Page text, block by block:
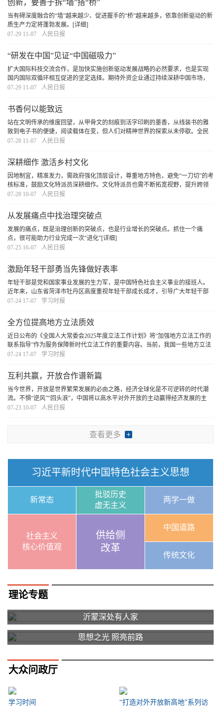
创新，要善于拆“墙”搭“桥”
当有碍深度融合的“墙”越来越少、促进握手的“桥”越来越多，依靠创新驱动的新
质生产力定将蓬勃发展。 [详细]
07-29 11-07
人民日报
“研发在中国”见证“中国磁吸力”
扩大国际科技交流合作，是加快实施创新驱动发展战略的必然要求，也是实现
国内国际双循环相互促进的坚定选择。期待外资企业通过持续深耕中国市场，
更加紧密融入中国产业链，分享中国高质量发展红利，实现在中国、惠全球的
07-29 11-07 人民日报
书香何以能致远
站在文明传承的维度回望，从甲骨文的刻痕到活字印刷的墨香，从线装书的雅
致到电子书的便捷，阅读载体在变，但人们对精神世界的探索从未停歇。全民
阅读的深意，正在于让每个个体都能在文字中遇见更好的自己，让整个民族在
07-28 11-07 人民日报
深耕细作 激活乡村文化
因地制宜，精准发力，需政府强化顶层设计，尊重地方特色，避免“一刀切”的考
核标准，鼓励文化特派员深耕细作。文化特派员也需不断拓宽视野，提升跨领
域整合能力、市场对接能力和持续创新能力，以更好地回应时代与乡土的需
07-28 10-07 人民日报
从发展痛点中找治理突破点
发展的痛点，既是治理创新的突破点，也是行业增长的突破点。抓住一个痛
点，很可能助力行业完成一次“进化”[详细]
07-25 16-07
人民日报
激励年轻干部勇当先锋做好表率
年轻干部是党和国家事业发展的生力军，是中国特色社会主义事业的接班人。
近年来，山东省菏泽市牡丹区高度重视年轻干部成长成才，引导广大年轻干部
勇担时代使命，主动投身改革发展主战场、乡村振兴第一线、服务群众最前
07-24 17-07 学习时报
全方位提高地方立法质效
近日公布的《全国人大常委会2025年度立法工作计划》将“加强地方立法工作的
联系指导”作为服务保障新时代立法工作的重要内容。当前，我国一些地方立法
机关进行了有益探索，形成了一些成熟且具有代表性的立法经验，对于破解当
07-24 17-07 学习时报
互利共赢，开放合作谱新篇
当今世界，开放是世界繁荣发展的必由之路，经济全球化是不可逆转的时代潮
流。不惧“逆风”“回头浪”，中国将以高水平对外开放的主动赢得经济发展的主
动、赢得国际竞争的主动，以中国式现代化新成就为世界发展提供新机遇。
07-23 10-07 人民日报
查看更多
习近平新时代中国特色社会主义思想
新常态
批驳历史
虚无主义
两学一做
社会主义
核心价值观
供给侧
改革
中国道路
传统文化
理论专题
沂蒙深处有人家
思想之光 照亮前路
大众问政厅
学习时间
“打造对外开放新高地”系列访